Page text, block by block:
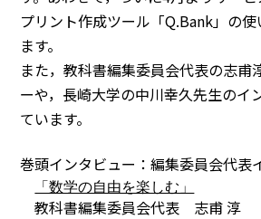
プリント作成ツール「Q.Bank」の
ます。
また，教科書編集委員会代表の志甫
ーや，長崎大学の中川幸久先生のイ
ています。
巻頭インタビュー：編集委員会代表
「数学の自由を楽しむ」
教科書編集委員会代表 志甫 淳